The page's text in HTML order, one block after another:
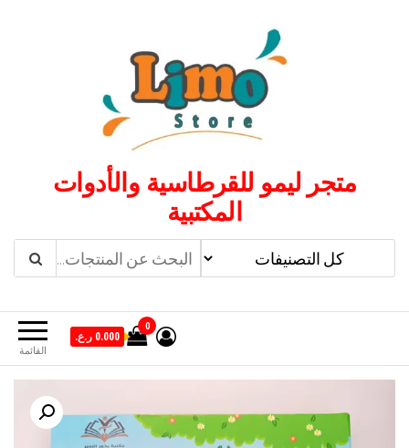
متجر ليمو للقرطاسية والأدوات
المكتبية
القائمة
0
0.000 ر.ع.